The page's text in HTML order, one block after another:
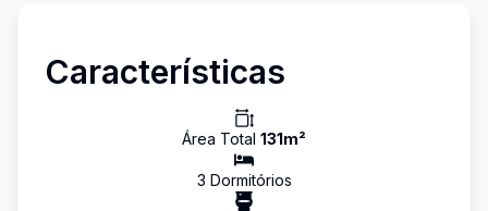
Características
Área Total 131m²
3 Dormitórios